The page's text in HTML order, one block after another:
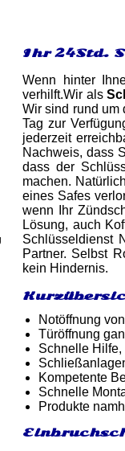
Ihr 24Std.
Wenn hinter
verhilft.Wir als
Wir sind rund um
Tag zur
jederzeit
Nachweis, dass
dass der
machen.
eines Safes
wenn Ihr
Lösung, auch
Schlüsseldienst
Partner. Selbst
kein Hindernis.
Notöffnung
Türöffnung
Schnelle Hilfe,
Kompetente
Schnelle
Produkte